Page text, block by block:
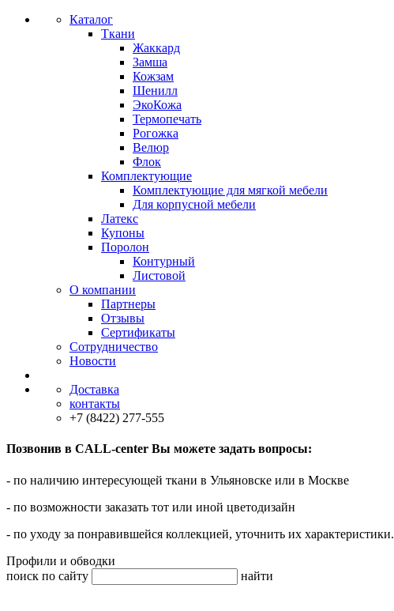
Каталог
Ткани
Жаккард
Замша
Кожзам
Шенилл
ЭкоКожа
Термопечать
Рогожка
Велюр
Флок
Комплектующие
Комплектующие для мягкой мебели
Для корпусной мебели
Латекс
Купоны
Поролон
Контурный
Листовой
О компании
Партнеры
Отзывы
Сертификаты
Сотрудничество
Новости
Доставка
контакты
+7 (8422) 277-555
Позвонив в CALL-center Вы можете задать вопросы:
- по наличию интересующей ткани в Ульяновске или в Москве
- по возможности заказать тот или иной цветодизайн
- по уходу за понравившейся коллекцией, уточнить их характеристики.
Профили и обводки
поиск по сайту
найти